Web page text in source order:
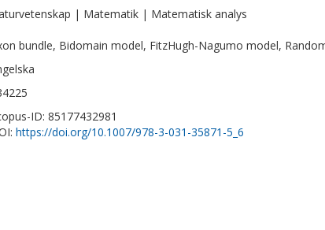
| Matematik | Matematisk analys
bundle, Bidomain model, FitzHugh-Nagumo model,
ID: 85177432981
https://doi.org/10.1007/978-3-031-35871-5_6